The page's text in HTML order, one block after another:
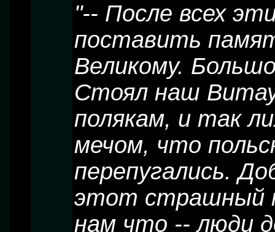
"-- После всех
поставить
Великому.
Стоял наш
полякам, и так
мечом, что
перепугались.
этот страшный
нам что -- люди